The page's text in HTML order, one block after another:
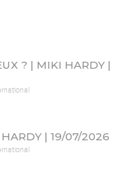
? | MIKI HARDY |
| 19/07/2026